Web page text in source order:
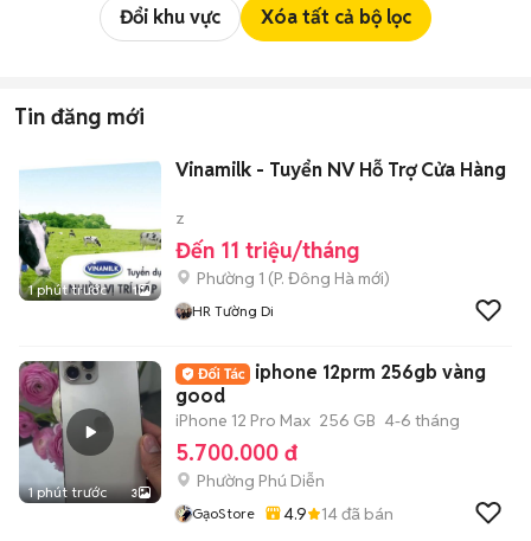
Đổi khu vực Xóa tất cả bộ lọc
Tin đăng mới
1 phút trước 1
Vinamilk - Tuyển NV Hỗ Trợ Cửa Hàng
z
Đến 11 triệu/tháng
Phường 1 (P. Đông Hà mới)
HR Tường Di
1 phút trước 3
iphone 12prm 256gb vàng
good
iPhone 12 Pro Max 256 GB 4-6 tháng
5.700.000 đ
Phường Phú Diễn
GạoStore 4.9 14đã bán